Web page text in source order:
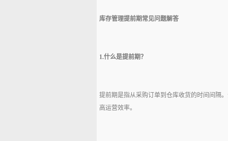
库存管理提前期常见问题解答
1.什么是提前期？
提前期是指从采购订单到仓库收货的时间间隔
高运营效率。